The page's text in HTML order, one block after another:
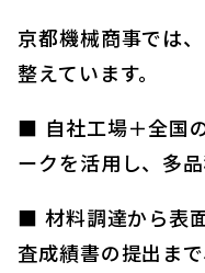
京都機械商事では
整えています。
■ 自社工場＋全国
ークを活用し、多
■ 材料調達から表
査成績書の提出ま